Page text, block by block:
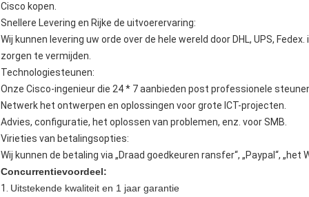
Cisco kopen.
Snellere Levering en Rijke de uitvoerervaring:
Wij kunnen levering uw orde over de hele wereld door DHL, UPS,
zorgen te vermijden.
Technologiesteunen:
Onze Cisco-ingenieur die 24 * 7 aanbieden post professionele
Netwerk het ontwerpen en oplossingen voor grote ICT-projecten.
Advies, configuratie, het oplossen van problemen, enz. voor SMB.
Virieties van betalingsopties:
Wij kunnen de betaling via „Draad goedkeuren ransfer“, „Paypal“, „het
Concurrentievoordeel:
1. Uitstekende kwaliteit en 1 jaar garantie